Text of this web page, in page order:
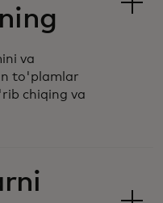
va
to'plamlar
chiqing va